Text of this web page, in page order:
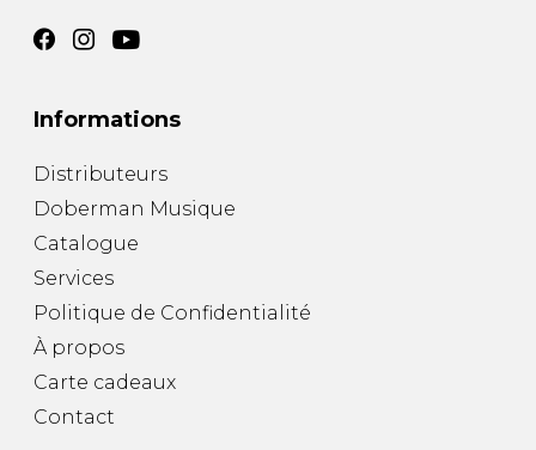
Informations
Distributeurs
Doberman Musique
Catalogue
Services
Politique de Confidentialité
À propos
Carte cadeaux
Contact